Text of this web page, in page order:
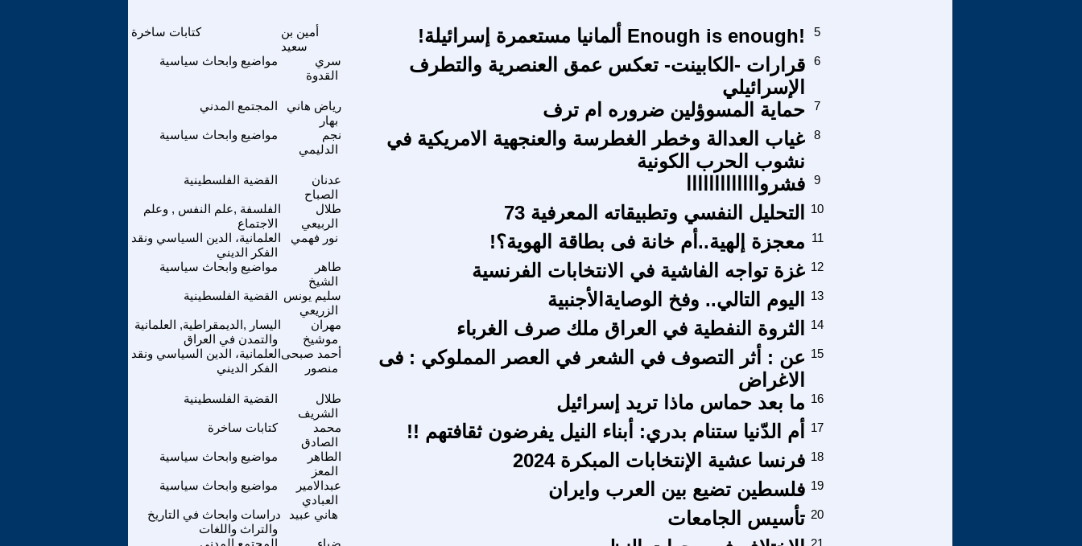
كتابات ساخرة
أمين بن
سعيد
!Enough is enough ألمانيا مستعمرة إسرائيلة! 5
مواضيع وابحاث سياسية
سري
القدوة
قرارات -الكابينت- تعكس عمق العنصرية والتطرف
الإسرائيلي
6
المجتمع المدني
رياض هاني
بهار
حماية المسوؤلين ضروره ام ترف 7
مواضيع وابحاث سياسية
نجم
الدليمي
غياب العدالة وخطر الغطرسة والعنجهية الامريكية في
نشوب الحرب الكونية
8
القضية الفلسطينية
عدنان
الصباح
فشروااااااااااااا 9
الفلسفة ,علم النفس , وعلم
الاجتماع
طلال
الربيعي
التحليل النفسي وتطبيقاته المعرفية 73 10
العلمانية، الدين السياسي ونقد
الفكر الديني
نور فهمي معجزة إلهية..أم خانة فى بطاقة الهوية؟! 11
مواضيع وابحاث سياسية
طاهر
الشيخ
غزة تواجه الفاشية في الانتخابات الفرنسية 12
القضية الفلسطينية سليم يونس
الزريعي
اليوم التالي.. وفخ الوصايةالأجنبية 13
اليسار ,الديمقراطية, العلمانية
والتمدن في العراق
مهران
موشيخ
الثروة النفطية في العراق ملك صرف الغرباء 14
العلمانية، الدين السياسي ونقد
الفكر الديني
أحمد صبحى
منصور
عن : أثر التصوف في الشعر في العصر المملوكي : فى
الاغراض
15
القضية الفلسطينية
طلال
الشريف
ما بعد حماس ماذا تريد إسرائيل 16
كتابات ساخرة
محمد
الصادق
أم الدّنيا ستنام بدري: أبناء النيل يفرضون ثقافتهم !! 17
مواضيع وابحاث سياسية
الطاهر
المعز
فرنسا عشية الإنتخابات المبكرة 2024 18
مواضيع وابحاث سياسية
عبدالامير
العبادي
فلسطين تضيع بين العرب وايران 19
دراسات وابحاث في التاريخ
والتراث واللغات
هاني عبيد تأسيس الجامعات 20
المجتمع المدني
ضياء
21